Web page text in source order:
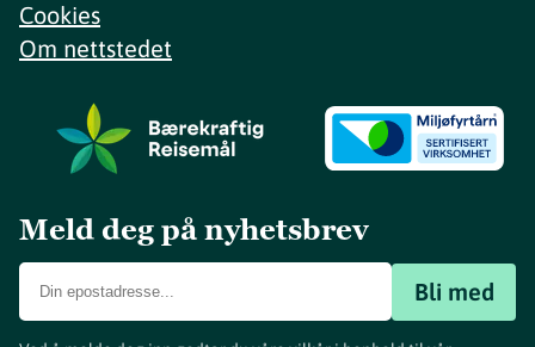
Cookies
Om nettstedet
Meld deg på nyhetsbrev
Bli med